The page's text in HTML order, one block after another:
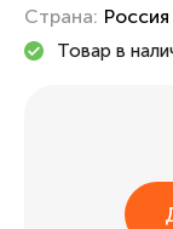
Страна: Россия
Товар в